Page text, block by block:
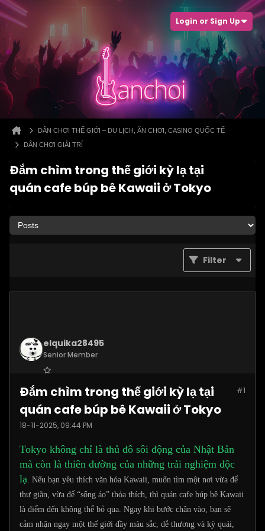
Login or Sign Up
DÂN CHƠI THẾ GIỚI – DU LỊCH, ĂN CHƠI, CASINO QUỐC TẾ
DÂN CHƠI GIẢI TRÍ
Đắm chìm trong thế giới kỳ lạ tại
quán cafe búp bê Kawaii ở Tokyo
Filter
elquika28495
Senior Member
Posts: 2062 #1
Đắm chìm trong thế giới kỳ lạ tại
quán cafe búp bê Kawaii ở Tokyo
18-11-2025, 09:44 PM
Tokyo không chỉ là thủ đô sôi động của Nhật Bản
mà còn là thiên đường của những trải nghiệm độc
lạ. Nếu bạn yêu thích văn hóa Kawaii, muốn tìm một nơi vừa để
thư giãn, vừa để “sống ảo” thỏa thích, thì quán cafe búp bê Kawaii
là điểm đến không thể bỏ qua. Ngay khi bước chân vào, bạn sẽ
cảm nhận ngay một thế giới đầy màu sắc, dễ thương và kỳ quái,